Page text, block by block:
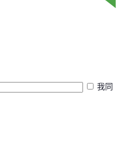
我同